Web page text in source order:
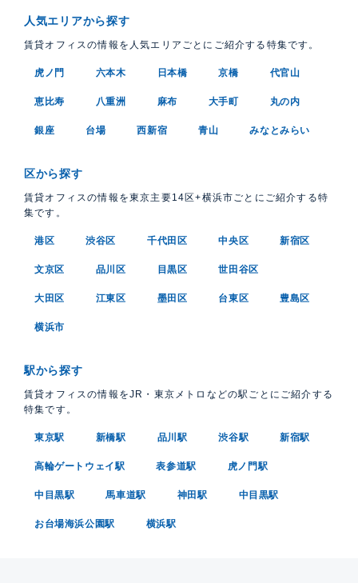
人気エリアから探す
賃貸オフィスの情報を人気エリアごとにご紹介する特集です。
虎ノ門 六本木 日本橋 京橋 代官山
恵比寿 八重洲 麻布 大手町 丸の内
銀座 台場 西新宿 青山 みなとみらい
区から探す
賃貸オフィスの情報を東京主要14区+横浜市ごとにご紹介する特
集です。
港区 渋谷区 千代田区 中央区 新宿区
文京区 品川区 目黒区 世田谷区
大田区 江東区 墨田区 台東区 豊島区
横浜市
駅から探す
賃貸オフィスの情報をJR・東京メトロなどの駅ごとにご紹介する
特集です。
東京駅 新橋駅 品川駅 渋谷駅 新宿駅
高輪ゲートウェイ駅 表参道駅 虎ノ門駅
中目黒駅 馬車道駅 神田駅 中目黒駅
お台場海浜公園駅 横浜駅